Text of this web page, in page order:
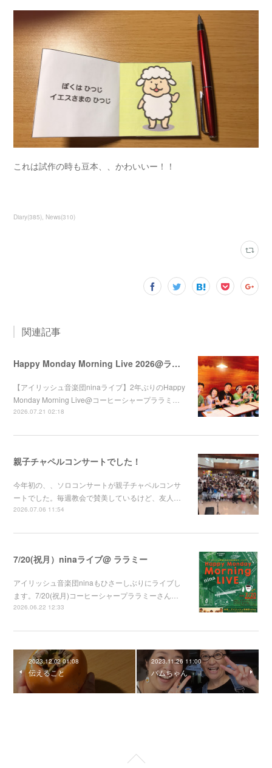
これは試作の時も豆本、、かわいいー！！
Diary(385) News(310)
関連記事
Happy Monday Morning Live 2026@ララミー
【アイリッシュ音楽団ninaライブ】2年ぶりのHappy
Monday Morning Live@コーヒーシャープララミ…
2026.07.21 02:18
親子チャペルコンサートでした！
今年初の、、ソロコンサートが親子チャペルコンサ
ートでした。毎週教会で賛美しているけど、友人…
2026.07.06 11:54
7/20(祝月）ninaライブ@ ララミー
アイリッシュ音楽団ninaもひさーしぶりにライブし
ます。7/20(祝月)コーヒーシャープララミーさん…
2026.06.22 12:33
2023.12.02 01:08
伝えること
2023.11.26 11:00
バムちゃん